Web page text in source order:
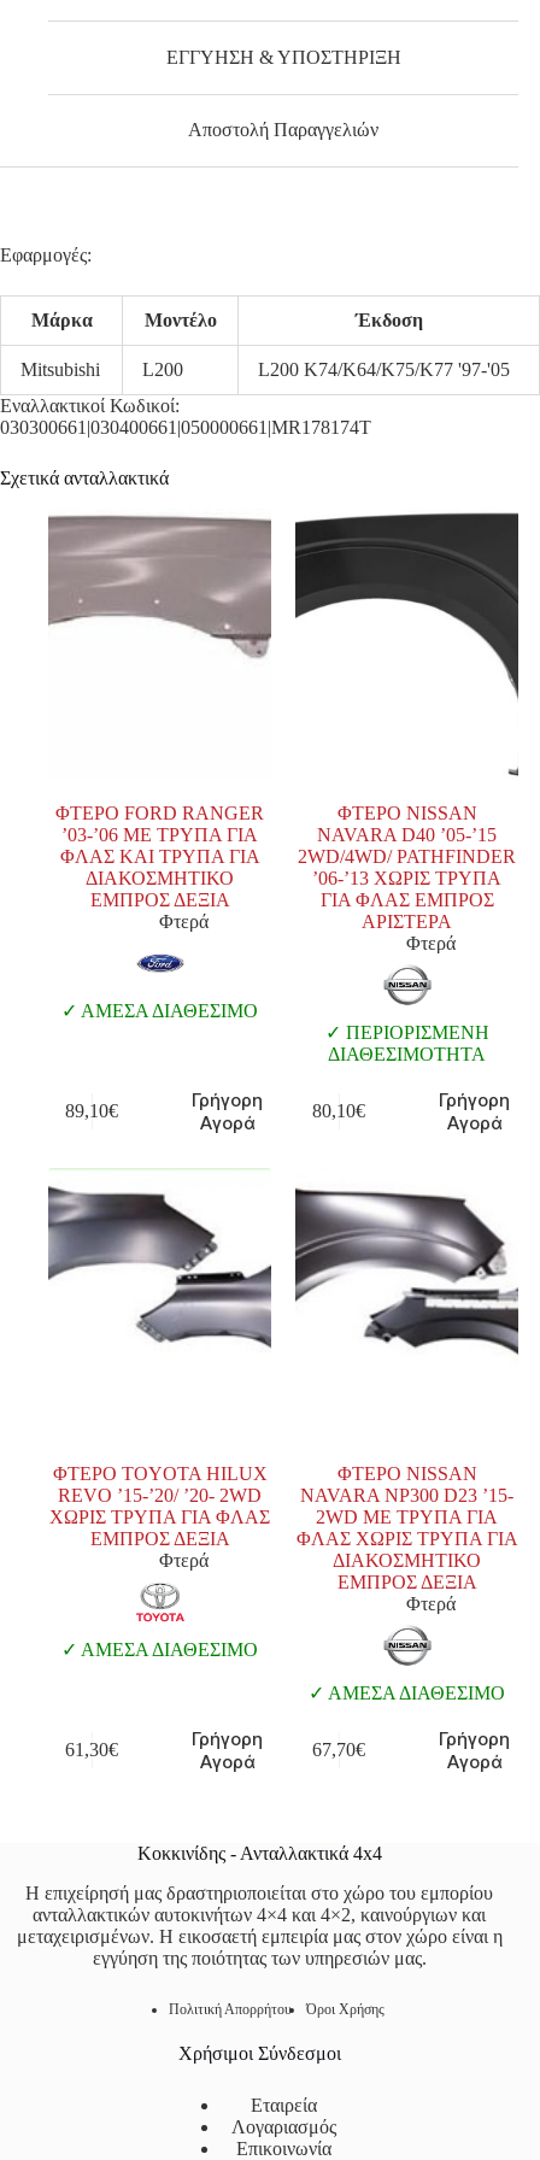
ΕΓΓΥΗΣΗ & ΥΠΟΣΤΗΡΙΞΗ
Αποστολή Παραγγελιών
Εφαρμογές:
Μάρκα Μοντέλο Έκδοση
Mitsubishi L200
L200 K74/K64/K75/K77 '97-'05
Εναλλακτικοί Κωδικοί:
030300661|030400661|050000661|MR178174T
Σχετικά ανταλλακτικά
ΦΤΕΡΟ FORD RANGER
’03-’06 ΜΕ ΤΡΥΠΑ ΓΙΑ
ΦΛΑΣ ΚΑΙ ΤΡΥΠΑ ΓΙΑ
ΔΙΑΚΟΣΜΗΤΙΚΟ
ΕΜΠΡΟΣ ΔΕΞΙΑ
Φτερά
ΑΜΕΣΑ ΔΙΑΘΕΣΙΜΟ
89,10€
Γρήγορη
Αγορά
ΦΤΕΡΟ NISSAN
NAVARA D40 ’05-’15
2WD/4WD/ PATHFINDER
’06-’13 ΧΩΡΙΣ ΤΡΥΠΑ
ΓΙΑ ΦΛΑΣ ΕΜΠΡΟΣ
ΑΡΙΣΤΕΡΑ
Φτερά
ΠΕΡΙΟΡΙΣΜΕΝΗ
ΔΙΑΘΕΣΙΜΟΤΗΤΑ
80,10€
Γρήγορη
Αγορά
ΦΤΕΡΟ TOYOTA HILUX
REVO ’15-’20/ ’20- 2WD
ΧΩΡΙΣ ΤΡΥΠΑ ΓΙΑ ΦΛΑΣ
ΕΜΠΡΟΣ ΔΕΞΙΑ
Φτερά
ΑΜΕΣΑ ΔΙΑΘΕΣΙΜΟ
61,30€
Γρήγορη
Αγορά
ΦΤΕΡΟ NISSAN
NAVARA NP300 D23 ’15-
2WD ΜΕ ΤΡΥΠΑ ΓΙΑ
ΦΛΑΣ ΧΩΡΙΣ ΤΡΥΠΑ ΓΙΑ
ΔΙΑΚΟΣΜΗΤΙΚΟ
ΕΜΠΡΟΣ ΔΕΞΙΑ
Φτερά
ΑΜΕΣΑ ΔΙΑΘΕΣΙΜΟ
67,70€
Γρήγορη
Αγορά
Κοκκινίδης - Ανταλλακτικά 4x4
Η επιχείρησή μας δραστηριοποιείται στο χώρο του εμπορίου
ανταλλακτικών αυτοκινήτων 4×4 και 4×2, καινούργιων και
μεταχειρισμένων. Η εικοσαετή εμπειρία μας στον χώρο είναι η
εγγύηση της ποιότητας των υπηρεσιών μας.
Πολιτική Απορρήτου Όροι Χρήσης
Χρήσιμοι Σύνδεσμοι
Εταιρεία
Λογαριασμός
Επικοινωνία